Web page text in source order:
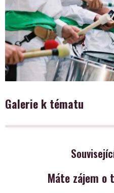
Galerie k tématu
Máte zájem